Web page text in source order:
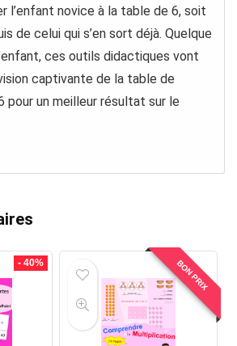
l’enfant novice à la table de 6, soit
de celui qui s’en sort déjà. Quelque
ces outils didactiques vont
captivante de la table de
pour un meilleur résultat sur le
- 40% BON PRIX